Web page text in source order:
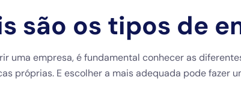
são os tipos de
uma empresa, é fundamental conhecer as
próprias. E escolher a mais adequada pode fazer